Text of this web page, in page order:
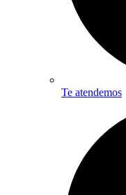
Te atendemos